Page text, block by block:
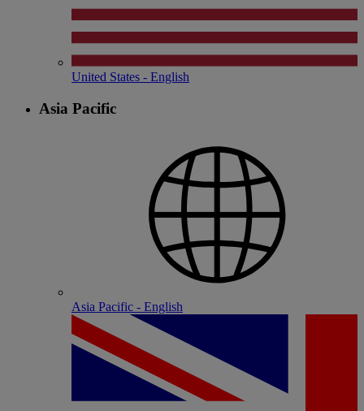
United States - English
Asia Pacific
Asia Pacific - English